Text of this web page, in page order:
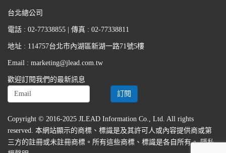
台北總公司
電話 : 02-77338855 | 傳真 : 02-77338811
地址 : 114757台北市內湖區新湖一路71號5樓
Email : marketing@jlead.com.tw
歡迎訂閱我們的最新訊息
Copyright © 2016-2025 JLEAD Information Co., Ltd. All rights
reserved. 本網站顯示的商標、標識是及其許可人或內容提供商或第
三方的註冊或未註冊商標。所有這些商標、標識是各自所有。隱私